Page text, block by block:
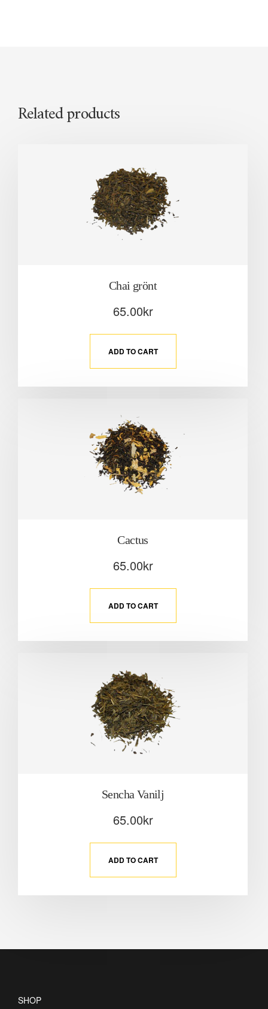
Related products
Chai grönt
65.00kr
ADD TO CART
Cactus
65.00kr
ADD TO CART
Sencha Vanilj
65.00kr
ADD TO CART
SHOP